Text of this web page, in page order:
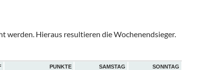
werden. Hieraus resultieren die Wochenendsieger.
PUNKTE SAMSTAG SONNTAG